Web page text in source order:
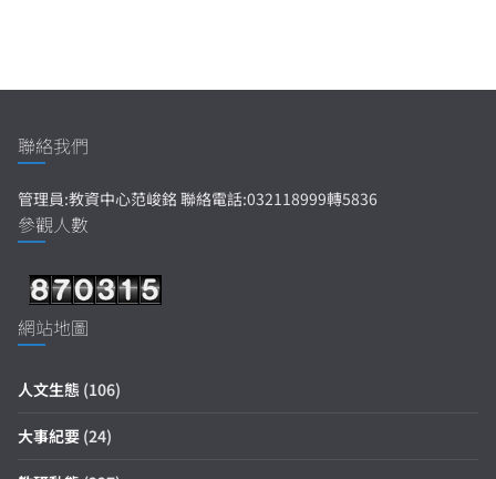
聯絡我們
管理員:教資中心范峻銘 聯絡電話:032118999轉5836
參觀人數
網站地圖
人文生態 (106)
大事紀要 (24)